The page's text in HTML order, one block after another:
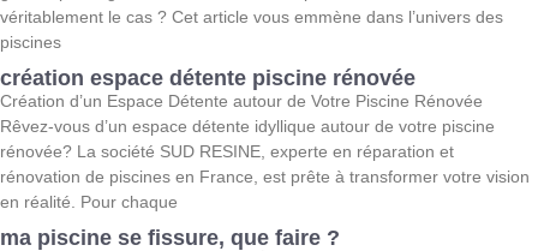
véritablement le cas ? Cet article vous emmène dans l’univers des
piscines
création espace détente piscine rénovée
Création d’un Espace Détente autour de Votre Piscine Rénovée
Rêvez-vous d’un espace détente idyllique autour de votre piscine
rénovée? La société SUD RESINE, experte en réparation et
rénovation de piscines en France, est prête à transformer votre vision
en réalité. Pour chaque
ma piscine se fissure, que faire ?